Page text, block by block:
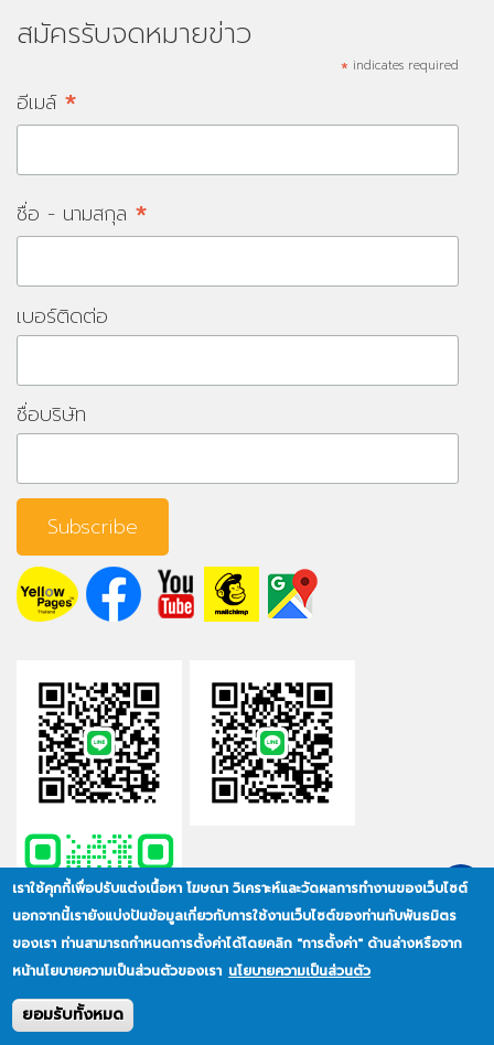
สมัครรับจดหมายข่าว
* indicates required
อีเมล์ *
ชื่อ - นามสกุล *
เบอร์ติดต่อ
ชื่อบริษัท
เราใช้คุกกี้เพื่อปรับแต่งเนื้อหา โฆษณา วิเคราะห์และวัดผลการทำงานของเว็บไซต์
นอกจากนี้เรายังแบ่งปันข้อมูลเกี่ยวกับการใช้งานเว็บไซต์ของท่านกับพันธมิตร
ของเรา ท่านสามารถกำหนดการตั้งค่าได้โดยคลิก "การตั้งค่า" ด้านล่างหรือจาก
หน้านโยบายความเป็นส่วนตัวของเรา นโยบายความเป็นส่วนตัว
ยอมรับทั้งหมด